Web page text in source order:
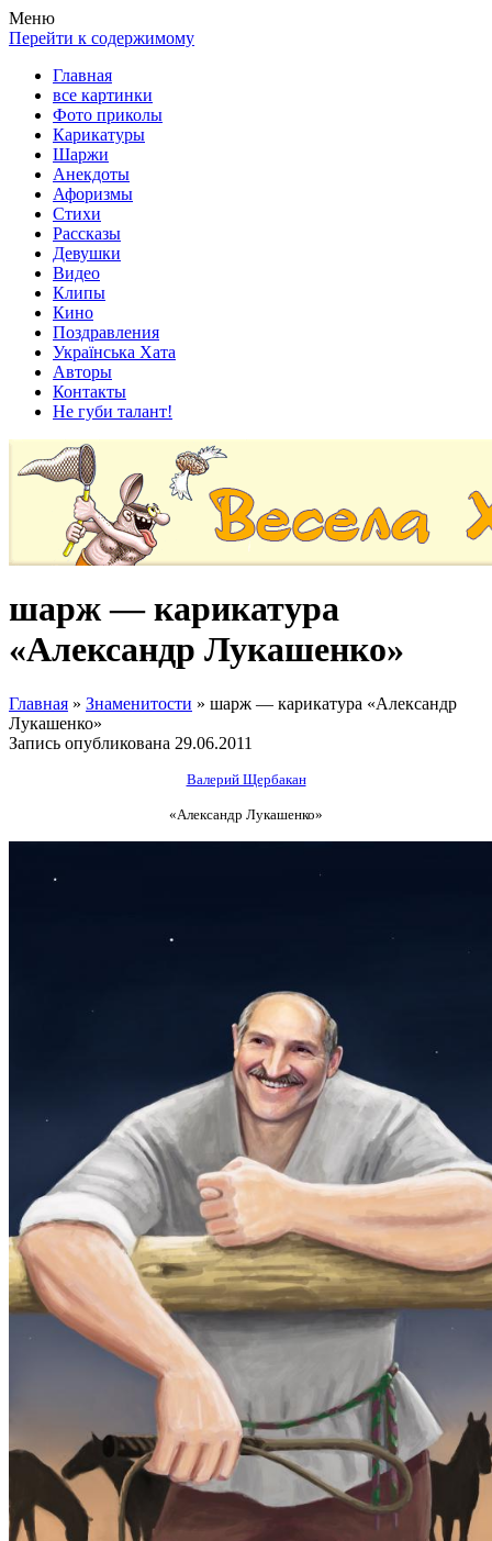
Весела хата — прикольные картинки, смешные истории,
клипы!
Покажем всем ваши фото приколы, карикатуры, шаржи, стихи,
рассказы, видео и песни!
Меню
Перейти к содержимому
Главная
все картинки
Фото приколы
Карикатуры
Шаржи
Анекдоты
Афоризмы
Стихи
Рассказы
Девушки
Видео
Клипы
Кино
Поздравления
Українська Хата
Авторы
Контакты
Не губи талант!
шарж — карикатура
«Александр Лукашенко»
Главная » Знаменитости » шарж — карикатура «Александр
Лукашенко»
Запись опубликована 29.06.2011
Валерий Щербакан
«Александр Лукашенко»